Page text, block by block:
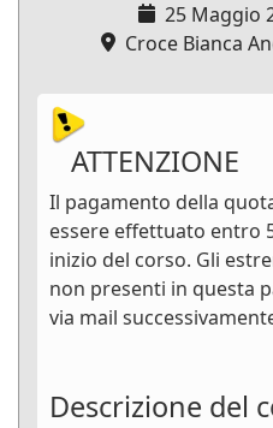
25 Maggio
Croce Bianca
ATTENZIONE
Il pagamento della
essere effettuato entro
inizio del corso. Gli
non presenti in questa
via mail
Descrizione del